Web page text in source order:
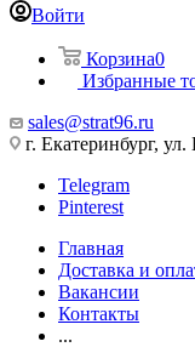
Войти
Корзина0
Избранные
sales@strat96.ru
г. Екатеринбург,
Telegram
Pinterest
Главная
Доставка и
Вакансии
Контакты
...